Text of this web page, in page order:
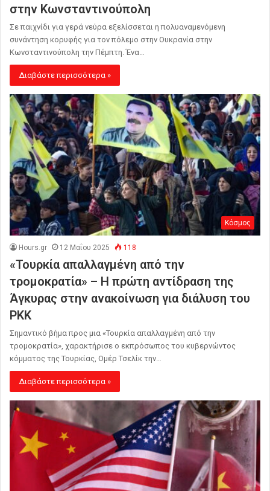
στην Κωνσταντινούπολη
Σε παιχνίδι για γερά νεύρα εξελίσσεται η πολυαναμενόμενη
συνάντηση κορυφής για τον πόλεμο στην Ουκρανία στην
Κωνσταντινούπολη την Πέμπτη. Ένα…
Διαβάστε περισσότερα »
Κόσμος
Hours.gr 12 Μαΐου 2025 118
«Τουρκία απαλλαγμένη από την
τρομοκρατία» – Η πρώτη αντίδραση της
Άγκυρας στην ανακοίνωση για διάλυση του
ΡΚΚ
Σημαντικό βήμα προς μια «Τουρκία απαλλαγμένη από την
τρομοκρατία», χαρακτήρισε ο εκπρόσωπος του κυβερνώντος
κόμματος της Τουρκίας, Ομέρ Τσελίκ την…
Διαβάστε περισσότερα »